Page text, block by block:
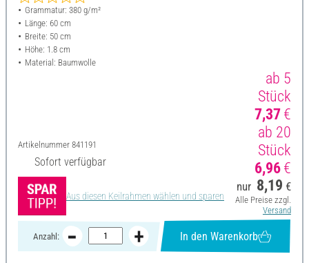
Grammatur: 380 g/m²
Länge: 60 cm
Breite: 50 cm
Höhe: 1.8 cm
Material: Baumwolle
Artikelnummer 841191
Sofort verfügbar
Aus diesen Keilrahmen wählen und sparen
ab 5
Stück
7,37€
ab 20
Stück
6,96€
nur 8,19 €
Alle Preise zzgl.
Versand
Anzahl: In den Warenkorb